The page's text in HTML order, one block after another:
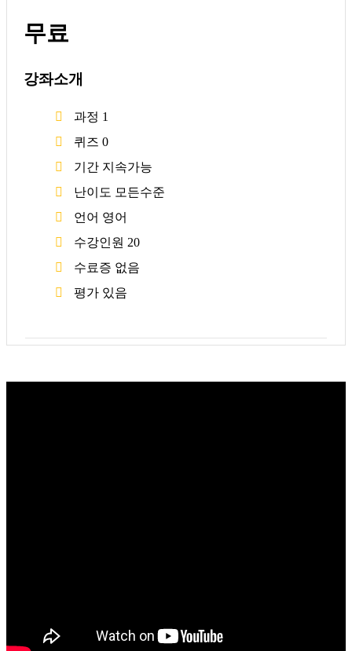
무료
강좌소개
과정 1
퀴즈 0
기간 지속가능
난이도 모든수준
언어 영어
수강인원 20
수료증 없음
평가 있음